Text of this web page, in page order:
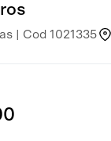
| Cod 1021335